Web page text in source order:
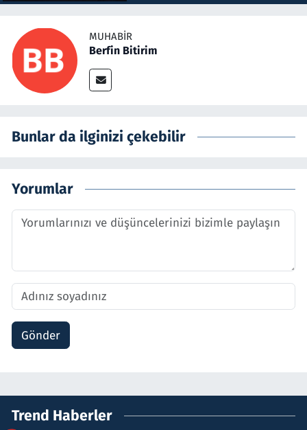
MUHABIR
Berfin Bitirim
Bunlar da ilginizi çekebilir
Yorumlar
Gönder
Trend Haberler